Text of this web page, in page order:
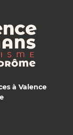
à Valence